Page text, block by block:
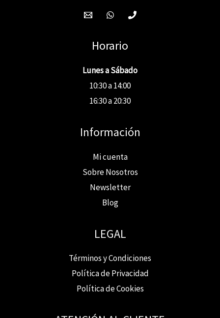
Horario
Lunes a Sábado
10:30 a 14:00
16:30 a 20:30
Información
Mi cuenta
Sobre Nosotros
Newsletter
Blog
LEGAL
Términos y Condiciones
Política de Privacidad
Política de Cookies